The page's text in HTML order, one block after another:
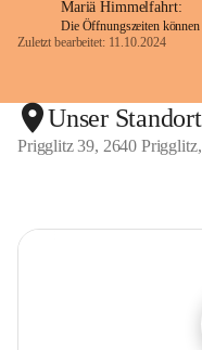
Mariä Himmelfahrt:
Die Öffnungszeiten können
Zuletzt bearbeitet: 11.10.2024
Unser Standort
Prigglitz 39, 2640